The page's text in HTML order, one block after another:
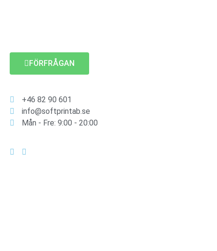
FÖRFRÅGAN
+46 82 90 601
info@softprintab.se
Mån - Fre: 9:00 - 20:00